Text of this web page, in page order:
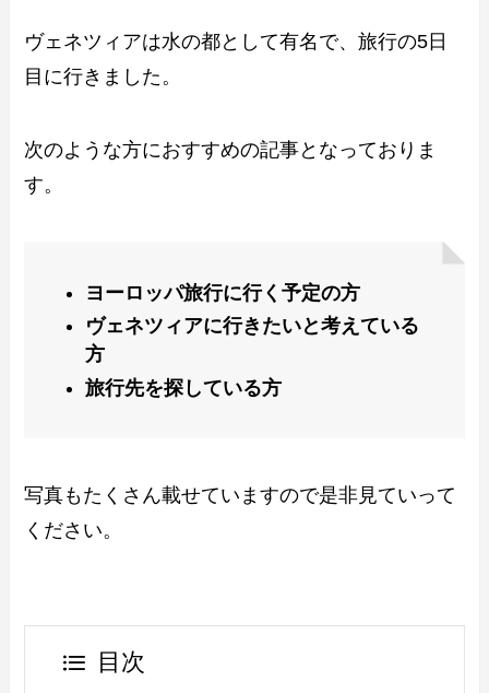
ヴェネツィアは水の都として有名で、旅行の5日
目に行きました。
次のような方におすすめの記事となっておりま
す。
ヨーロッパ旅行に行く予定の方
ヴェネツィアに行きたいと考えている
方
旅行先を探している方
写真もたくさん載せていますので是非見ていって
ください。
目次